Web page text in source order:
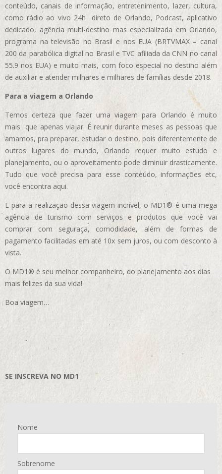
conteúdo, canais de informação, entretenimento, lazer, cultura,
como rádio ao vivo 24h direto de Orlando, Podcast, aplicativo
dedicado, agência multi-destino mas especializada em Orlando,
programa na televisão no Brasil e nos EUA (BRTVMAX – canal
200 da parabólica digital no Brasil e TVC afiliada da CNN no canal
55.9 nos EUA) e muito mais, com foco especial no destino além
de auxiliar e atender milhares e milhares de famílias desde 2018.
Para a viagem a Orlando
Temos certeza que fazer uma viagem para Orlando é muito
mais que apenas viajar. É reunir durante meses as pessoas que
amamos, pra preparar, estudar o destino, pois diferentemente de
outros lugares do mundo, Orlando requer muito estudo e
planejamento, ou o aproveitamento pode diminuir drasticamente.
Tudo que você precisa para esse conteúdo, informações etc,
você encontra aqui.
E para a realização dessa viagem incrível, o MD1® é uma mega
agência de turismo com serviços e produtos que você vai
comprar com seguraça, comodidade, além de formas de
pagamento facilitadas em até 10x sem juros, ou com desconto à
vista.
O MD1® é seu melhor companheiro, do planejamento aos dias
mais felizes da sua vida!
Boa viagem…
SE INSCREVA NO MD1
Nome
Sobrenome